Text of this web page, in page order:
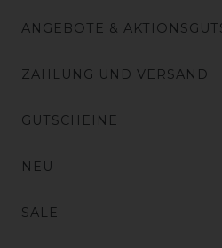
ANGEBOTE &
ZAHLUNG UND VERSAND
GUTSCHEINE
NEU
SALE